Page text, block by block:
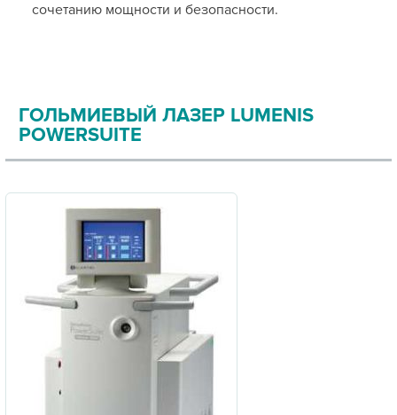
сочетанию мощности и безопасности.
ГОЛЬМИЕВЫЙ ЛАЗЕР LUMENIS
POWERSUITE